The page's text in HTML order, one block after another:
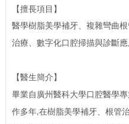
【擅長項目 】
醫學樹脂美學補牙、複雜彎曲
治療、 數字化口腔掃描與診斷應
【醫生簡介 】
畢業自廣州醫科大學口腔醫學專
作多年,在樹脂美學補牙、根管